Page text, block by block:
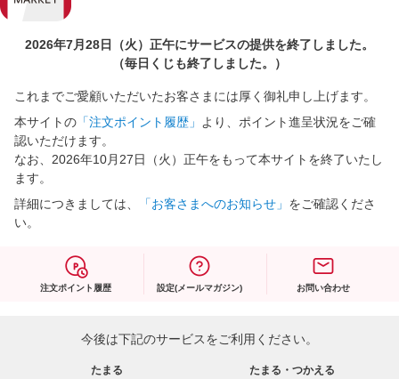
2026年7月28日（火）正午にサービスの提供を終了しました。
（毎日くじも終了しました。）
これまでご愛顧いただいたお客さまには厚く御礼申し上げます。
本サイトの 「注文ポイント履歴」
より、ポイント進呈状況をご確
認いただけます。
なお、2026年10月27日（火）正午をもって本サイトを終了いたし
ます。
詳細につきましては、
「お客さまへのお知らせ」 をご確認くださ
い。
注文ポイント履歴 設定(メールマガジン) お問い合わせ
今後は下記のサービスをご利用ください。
たまる たまる・つかえる